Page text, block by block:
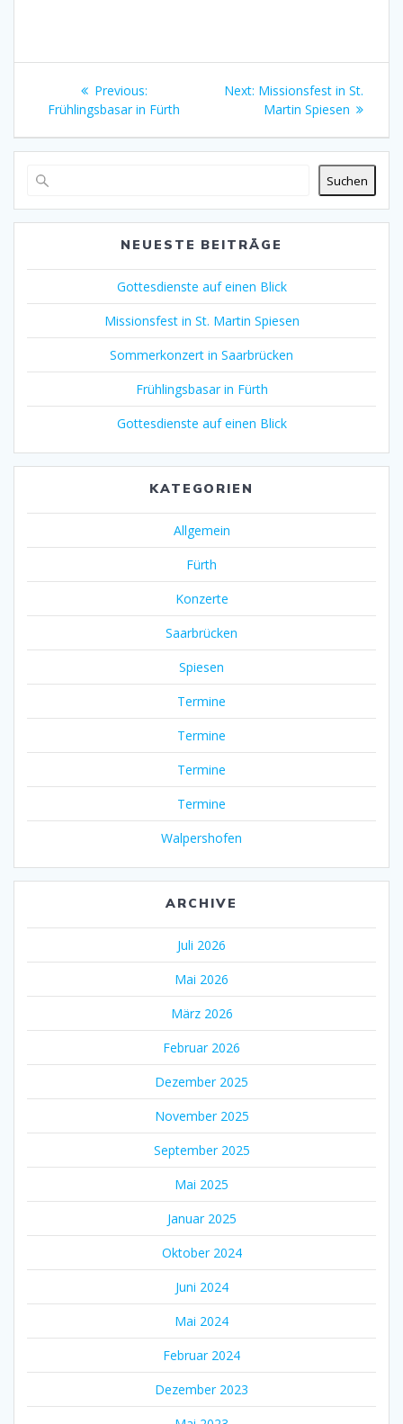
Beitragsnavigation
Previous:Previous
post:
Frühlingsbasar in Fürth
Next: Next
post:
Missionsfest in St.
Martin Spiesen
Suchen
NEUESTE BEITRÄGE
Gottesdienste auf einen Blick
Missionsfest in St. Martin Spiesen
Sommerkonzert in Saarbrücken
Frühlingsbasar in Fürth
Gottesdienste auf einen Blick
KATEGORIEN
Allgemein
Fürth
Konzerte
Saarbrücken
Spiesen
Termine
Termine
Termine
Termine
Walpershofen
ARCHIVE
Juli 2026
Mai 2026
März 2026
Februar 2026
Dezember 2025
November 2025
September 2025
Mai 2025
Januar 2025
Oktober 2024
Juni 2024
Mai 2024
Februar 2024
Dezember 2023